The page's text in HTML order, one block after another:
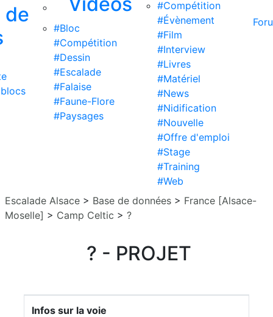
de
#Bloc
#Compétition
#Dessin
#Escalade
#Falaise
#Faune-Flore
#Paysages
#Compétition
#Évènement
#Film
#Interview
#Livres
#Matériel
#News
#Nidification
#Nouvelle
#Offre d'emploi
#Stage
#Training
#Web
Escalade Alsace > Base de données > France [Alsace-
Moselle] > Camp Celtic > ?
? - PROJET
Infos sur la voie